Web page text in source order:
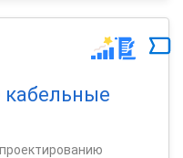
кабельные